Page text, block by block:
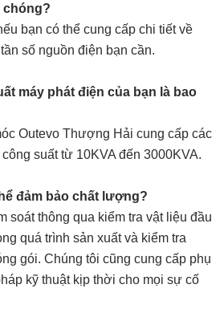
chóng?
bạn có thể cung cấp chi tiết về
số nguồn điện bạn cần.
máy phát điện của bạn là bao
Outevo Thượng Hải cung cấp các
suất từ 10KVA đến 3000KVA.
đảm bảo chất lượng?
soát thông qua kiểm tra vật liệu đầu
quá trình sản xuất và kiểm tra
gói. Chúng tôi cũng cung cấp phụ
kỹ thuật kịp thời cho mọi sự cố